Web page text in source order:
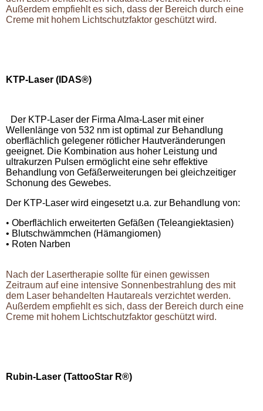
Außerdem empfiehlt es sich, dass der Bereich durch eine
Creme mit hohem Lichtschutzfaktor geschützt wird.
KTP-Laser (IDAS®)
Der KTP-Laser der Firma Alma-Laser mit einer
Wellenlänge von 532 nm ist optimal zur Behandlung
oberflächlich gelegener rötlicher Hautveränderungen
geeignet. Die Kombination aus hoher Leistung und
ultrakurzen Pulsen ermöglicht eine sehr effektive
Behandlung von Gefäßerweiterungen bei gleichzeitiger
Schonung des Gewebes.
Der KTP-Laser wird eingesetzt u.a. zur Behandlung von:
• Oberflächlich erweiterten Gefäßen (Teleangiektasien)
• Blutschwämmchen (Hämangiomen)
• Roten Narben
Nach der Lasertherapie sollte für einen gewissen
Zeitraum auf eine intensive Sonnenbestrahlung des mit
dem Laser behandelten Hautareals verzichtet werden.
Außerdem empfiehlt es sich, dass der Bereich durch eine
Creme mit hohem Lichtschutzfaktor geschützt wird.
Rubin-Laser (TattooStar R®)